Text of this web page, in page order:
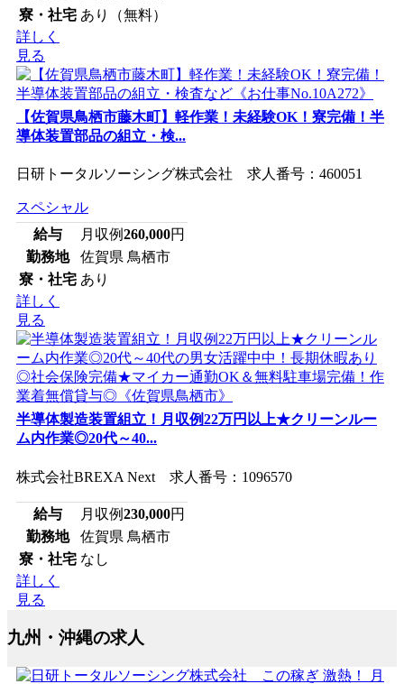
寮・社宅 あり（無料）
詳しく
見る
【佐賀県鳥栖市藤木町】軽作業！未経験OK！寮完備！半
導体装置部品の組立・検...
日研トータルソーシング株式会社 求人番号：460051
スペシャル
給与
月収例260,000円
勤務地
佐賀県 鳥栖市
寮・社宅 あり
詳しく
見る
半導体製造装置組立！月収例22万円以上★クリーンルー
ム内作業◎20代～40...
株式会社BREXA Next 求人番号：1096570
給与 月収例230,000円
勤務地
佐賀県 鳥栖市
寮・社宅 なし
詳しく
見る
九州・沖縄の求人